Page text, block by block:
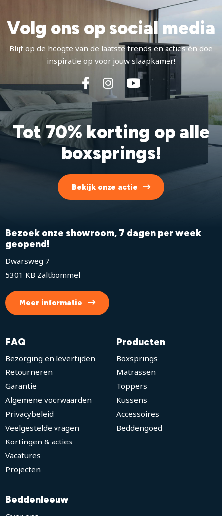
Volg ons op social media
Blijf op de hoogte van de laatste trends en acties én doe
inspiratie op voor jouw slaapkamer!
Tot 70% korting op alle
boxsprings!
Bekijk onze actie
Bezoek onze showroom, 7 dagen per week
geopend!
Dwarsweg 7
5301 KB Zaltbommel
Meer informatie
FAQ
Bezorging en levertijden
Retourneren
Garantie
Algemene voorwaarden
Privacybeleid
Veelgestelde vragen
Kortingen & acties
Vacatures
Projecten
Producten
Boxsprings
Matrassen
Toppers
Kussens
Accessoires
Beddengoed
Beddenleeuw